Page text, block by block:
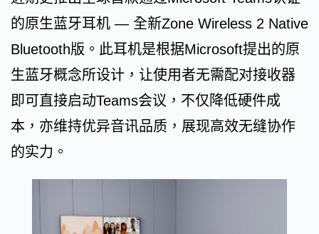
的原生蓝牙耳机 — 全新Zone Wireless 2 Native
Bluetooth版。此耳机是根据Microsoft提出的原
生蓝牙概念所设计，让使用者无需配对接收器
即可直接启动Teams会议，不仅降低硬件成
本，亦维持优异音讯品质，展现高效无缝协作
的实力。